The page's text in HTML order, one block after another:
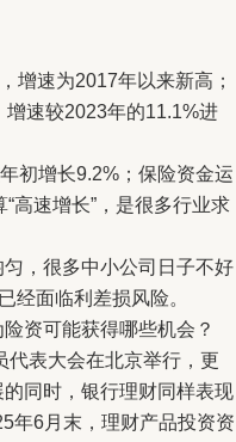
速为2017年以来新高；
速较2023年的11.1%进
初增长9.2%；保险资金运
高速增长”，是很多行业求
，很多中小公司日子不好
经面临利差损风险。
资可能获得哪些机会？
表大会在北京举行，更
同时，银行理财同样表现
年6月末，理财产品投资资